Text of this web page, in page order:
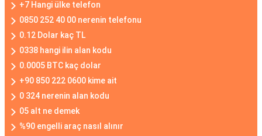
+7 Hangi ülke telefon
0850 252 40 00 nerenin telefonu
0.12 Dolar kaç TL
0338 hangi ilin alan kodu
0.0005 BTC kaç dolar
+90 850 222 0600 kime ait
0 324 nerenin alan kodu
05 alt ne demek
%90 engelli araç nasıl alınır